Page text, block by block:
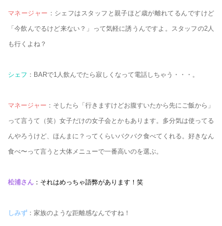
マネージャー ：シェフはスタッフと親子ほど歳が離れてるんですけど
「今飲んでるけど来ない？」って気軽に誘うんですよ。スタッフの2人
も行くよね？
シェフ ：BARで1人飲んでたら寂しくなって電話しちゃう・・・。
マネージャー ：そしたら「行きますけどお腹すいたから先にご飯から」
って言うて（笑）女子だけの女子会とかもあります。多分気は使ってる
んやろうけど、ほんまに？ってくらいバクバク食べてくれる。好きなん
食べ〜って言うと大体メニューで一番高いのを選ぶ。
松浦さん ：それはめっちゃ語弊があります！笑
しみず ：家族のような距離感なんですね！